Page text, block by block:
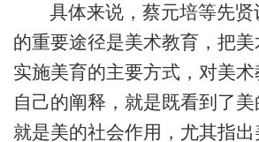
具体来说，蔡元培等先
的重要途径是美术教育，把
实施美育的主要方式，对美术
自己的阐释，就是既看到了
就是美的社会作用，尤其指出